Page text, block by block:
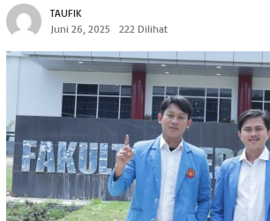
TAUFIK
Juni 26, 2025
222 Dilihat